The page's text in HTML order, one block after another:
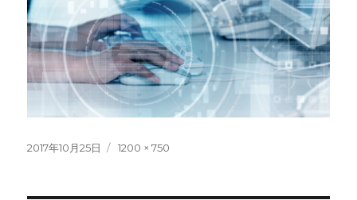
Posted
2017年10月25日
Full
1200 × 750